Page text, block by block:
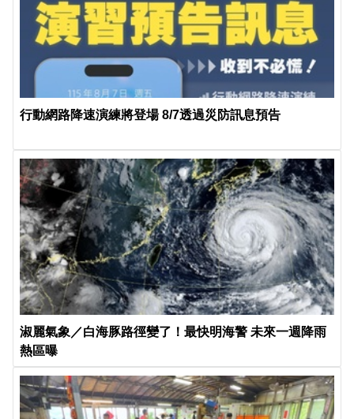
行動網路降速演練將登場 8/7透過災防訊息預告
淑麗氣象／白海豚路徑變了！最快明海警 未來一週降雨
熱區曝